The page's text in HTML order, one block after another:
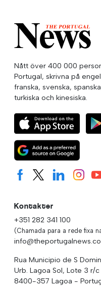
Nått över 400 000
Portugal, skrivna på
franska, svenska,
turkiska och kinesiska.
Kontakter
+351 282 341 100
(Chamada para a rede fixa
Rua Municipio de S
Urb. Lagoa Sol, Lote 3 r/c
8400-357 Lagoa -